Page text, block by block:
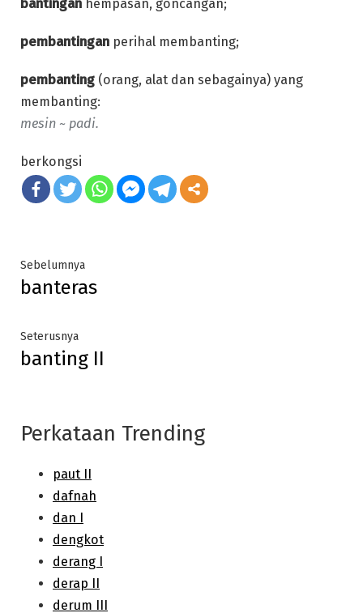
bantingan hempasan, goncangan;
pembantingan perihal membanting;
pembanting (orang, alat dan sebagainya) yang
membanting:
mesin ~ padi.
berkongsi
Post
navigation
Sebelumnya
post:
banteras
Seterusnya
post:
banting II
Perkataan Trending